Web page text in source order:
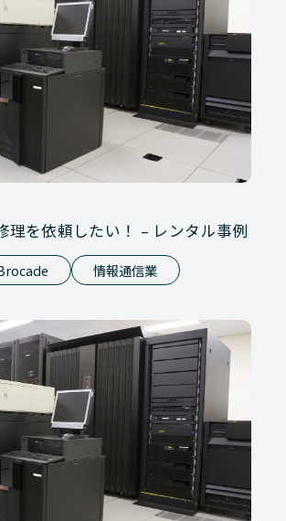
理を依頼したい！ – レンタル事例
情報通信業